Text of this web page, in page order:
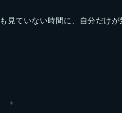
見ていない時間に、自分だけが
＊